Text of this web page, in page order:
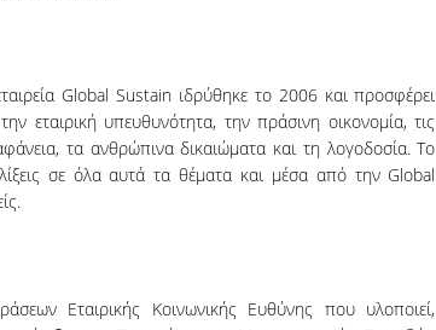
Global Sustain ιδρύθηκε το 2006 και προσφέρει
εταιρική υπευθυνότητα, την πράσινη οικονομία, τις
τα ανθρώπινα δικαιώματα και τη λογοδοσία. Το
σε όλα αυτά τα θέματα και μέσα από την Global
Εταιρικής Κοινωνικής Ευθύνης που υλοποιεί,